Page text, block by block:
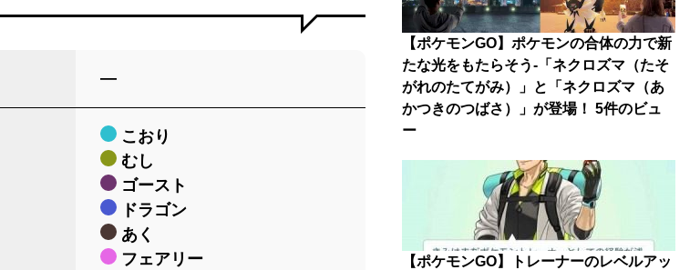
―
こおり
むし
ゴースト
ドラゴン
あく
フェアリー
【ポケモンGO】ポケモンの合体の力で新
たな光をもたらそう-「ネクロズマ（たそ
がれのたてがみ）」と「ネクロズマ（あ
かつきのつばさ）」が登場！ 5件のビュ
ー
【ポケモンGO】トレーナーのレベルアッ